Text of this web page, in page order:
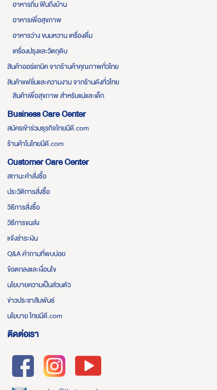
อาหารถิ่น ฟินถึงบ้าน
อาหารเพื่อสุขภาพ
อาหารว่าง ขนมหวาน เครื่องดื่ม
เครื่องปรุงและวัตถุดิบ
สินค้าออร์แกนิค จากร้านค้าคุณภาพทั่วไทย
สินค้าแฟชั่นและความงาม จากร้านดังทั่วไทย
สินค้าเพื่อสุขภาพ สำหรับแม่และเด็ก
Business Care Center
สมัครเข้าร่วมธุรกิจไทยมีดี.com
ร้านค้าในไทยมีดี.com
Customer Care Center
สถานะคำสั่งซื้อ
ประวัติการสั่งซื้อ
วิธีการสั่งซื้อ
วิธีการขนส่ง
แจ้งชำระเงิน
Q&A คำถามที่พบบ่อย
ข้อตกลงและเงื่อนไข
นโยบายความเป็นส่วนตัว
ข่าวประชาสัมพันธ์
นโยบาย ไทยมีดี.com
ติดต่อเรา